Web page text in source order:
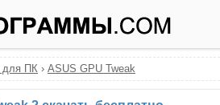
для ПК › ASUS GPU Tweak